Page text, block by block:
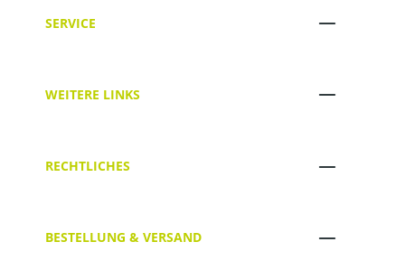
SERVICE
WEITERE LINKS
RECHTLICHES
BESTELLUNG & VERSAND